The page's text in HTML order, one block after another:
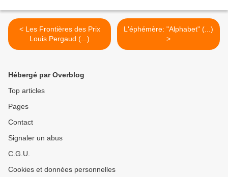
< Les Frontières des Prix
Louis Pergaud (...)
L'éphémère: "Alphabet" (...)
>
Hébergé par Overblog
Top articles
Pages
Contact
Signaler un abus
C.G.U.
Cookies et données personnelles